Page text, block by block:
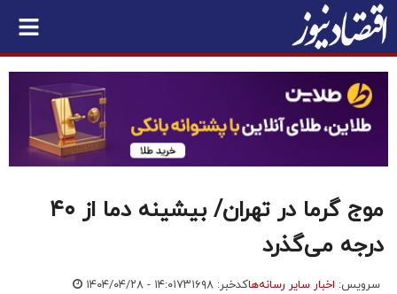
موج گرما در تهران/ بیشینه دما از ۴۰
درجه می‌گذرد
سرویس: اخبار سایر رسانه‌هاکدخبر: ۷۳۱۶۹۸ ۱۴۰۴/۰۴/۲۸ - ۱۴:۰۱